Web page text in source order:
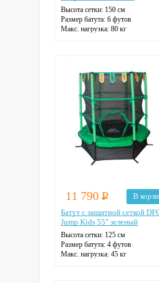
Высота сетки: 150 см
Размер батута: 6 футов
Макс. нагрузка: 80 кг
11 790 Р
В
Батут с защитной сеткой
Jump Kids 55" зеленый
Высота сетки: 125 см
Размер батута: 4 футов
Макс. нагрузка: 45 кг